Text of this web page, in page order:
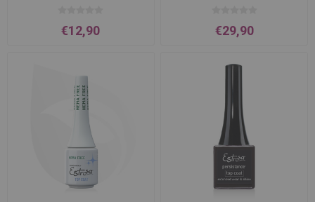
€12,90 €29,90